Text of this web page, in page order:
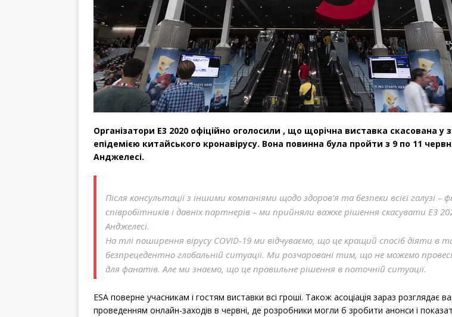
Організатори E3 2020 офіційно оголосили , що щорічна виставка скасована у
епідемією китайського кронавірусу. Вона повинна була пройти з 9 по 11
Анджелесі.
Після консультації з іншими компаніями щодо здоров’я та безпеки всієї галузі –
співробітників і давніх партнерів – ми прийняли важке рішення скасувати E3
Анджелесі.
На тлі поширення вірусу COVID-19 ми відчуваємо, що це кращий спосіб діяти в
безпрецедентно глобальній ситуації. Ми розчаровані тим, що не можемо
для фанатів. Але ми знаємо, що це правильне рішення в поточній ситуації.
ESA поверне учасникам і гостям виставки всі гроші. Також асоціація зараз розглядає
проведенням онлайн-заходів в червні, де розробники могли б зробити анонси і